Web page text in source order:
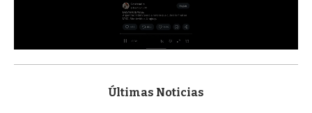
s
Últimas Noticias